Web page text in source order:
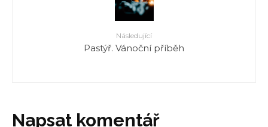
Následující
Pastýř. Vánoční příběh
Napsat komentář